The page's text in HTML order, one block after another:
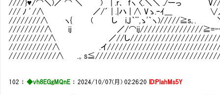
//// }♥/⌒＼)／ ⌒ ＼ ) | .r､ ｆヽ 〈.＼＼ ./ーっ V///
/// ﾉ ' /∧ ／/´ | .|ハ | ∧ Vゝ.ｰｲ＿ ∨／::＞'
////////∧ ヽ{ ( し iJ｀¨,ゝ'｀ヽ)/////≧s｡. ＼//
/////////∧ ij ／/⌒ij////////////////
//////////∧ ／//し
///////////∧ .イ
////////////∧ .。
102 ：◆vh8EGgMQnE ：2024/10/07(月) 02:26:20 ID:PIahMs5Y